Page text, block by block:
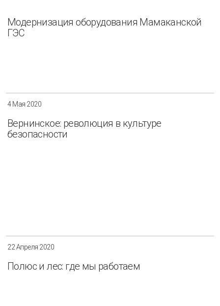
Модернизация оборудования Мамаканской
ГЭС
4 Мая 2020
Вернинское: революция в культуре
безопасности
22 Апреля 2020
Полюс и лес: где мы работаем